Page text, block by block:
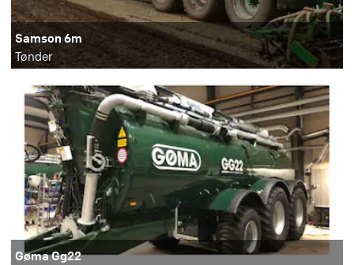
Samson 6m
Tønder
Gøma Gg22